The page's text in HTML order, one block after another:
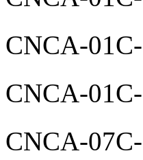
CNCA-
CNCA-
CNCA-